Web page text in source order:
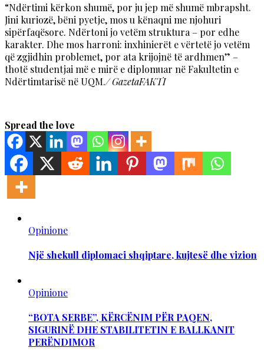
“Ndërtimi kërkon shumë, por ju jep më shumë mbrapsht.
Jini kuriozë, bëni pyetje, mos u kënaqni me njohuri
sipërfaqësore. Ndërtoni jo vetëm struktura – por edhe
karakter. Dhe mos harroni: inxhinierët e vërtetë jo vetëm
që zgjidhin problemet, por ata krijojnë të ardhmen” –
thotë studentjai më e mirë e diplomuar në Fakultetin e
Ndërtimtarisë në UQM./ GazetaFAKTI
Spread the love
Opinione
Një shekull diplomaci shqiptare, kujtesë dhe vizion
Opinione
“BOTA SERBE”, KËRCËNIM PËR PAQEN,
SIGURINË DHE STABILITETIN E BALLKANIT
PERËNDIMOR